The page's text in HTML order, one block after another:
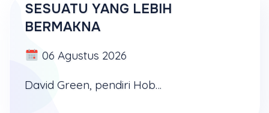
SESUATU YANG LEBIH
BERMAKNA
06 Agustus 2026
David Green, pendiri Hobby Lobby, pada tahun 1970 pernah meminjam 600 dolar untuk membeli mesin pemotong kayu, mendirikan bengkel di garasi rumahnya, dan mulai membuat bingkai foto kayu ...